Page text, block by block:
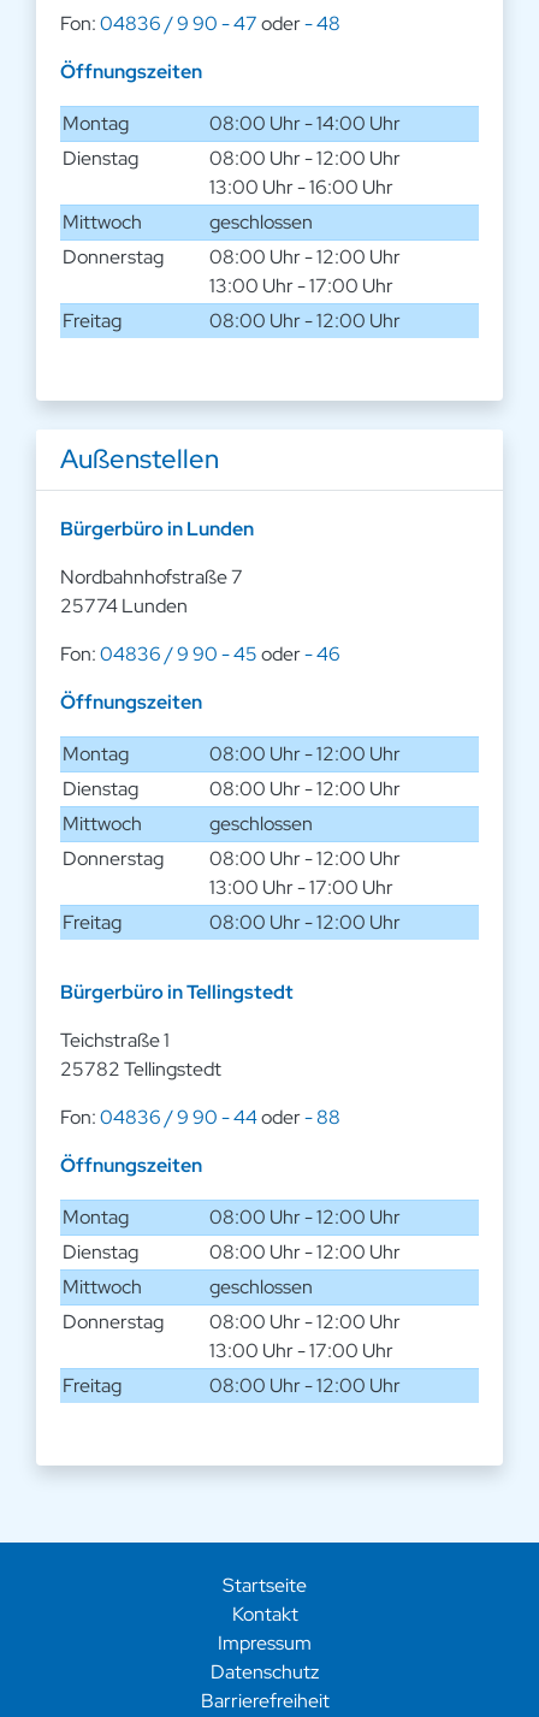
Fon:04836 / 9 90 - 47oder- 48
Öffnungszeiten
Montag
08:00 Uhr - 14:00 Uhr
Dienstag
08:00 Uhr - 12:00 Uhr
13:00 Uhr - 16:00 Uhr
Mittwoch
geschlossen
Donnerstag
08:00 Uhr - 12:00 Uhr
13:00 Uhr - 17:00 Uhr
Freitag
08:00 Uhr - 12:00 Uhr
Außenstellen
Bürgerbüro in Lunden
Nordbahnhofstraße 7
25774 Lunden
Fon:04836 / 9 90 - 45oder- 46
Öffnungszeiten
Montag
08:00 Uhr - 12:00 Uhr
Dienstag
08:00 Uhr - 12:00 Uhr
Mittwoch
geschlossen
Donnerstag
08:00 Uhr - 12:00 Uhr
13:00 Uhr - 17:00 Uhr
Freitag
08:00 Uhr - 12:00 Uhr
Bürgerbüro in Tellingstedt
Teichstraße 1
25782 Tellingstedt
Fon:04836 / 9 90 - 44oder- 88
Öffnungszeiten
Montag
08:00 Uhr - 12:00 Uhr
Dienstag
08:00 Uhr - 12:00 Uhr
Mittwoch
geschlossen
Donnerstag
08:00 Uhr - 12:00 Uhr
13:00 Uhr - 17:00 Uhr
Freitag
08:00 Uhr - 12:00 Uhr
Startseite
Kontakt
Impressum
Datenschutz
Barrierefreiheit